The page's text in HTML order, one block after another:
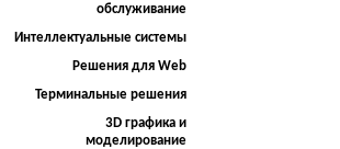
обслуживание
Интеллектуальные системы
Решения для Web
Терминальные решения
3D графика и
моделирование